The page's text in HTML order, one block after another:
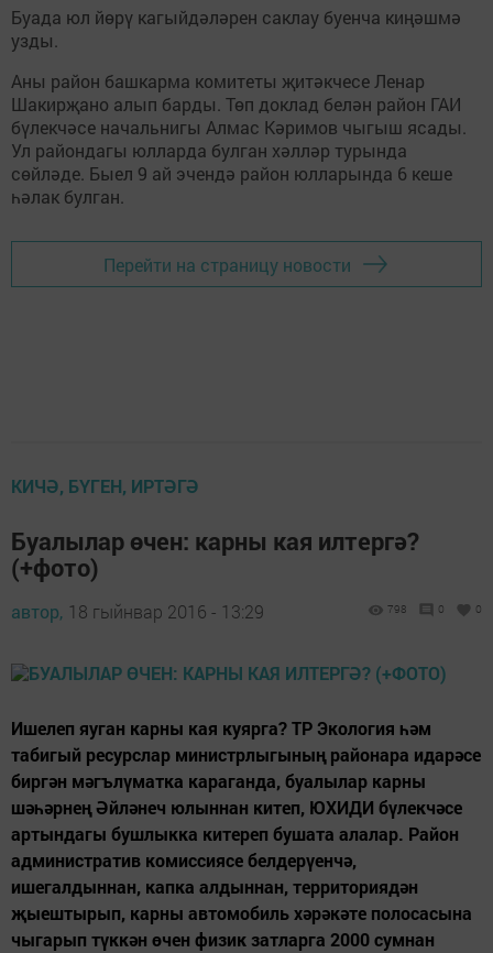
Буада юл йөрү кагыйдәләрен саклау буенча киңәшмә
узды.
Аны район башкарма комитеты җитәкчесе Ленар
Шакирҗано алып барды. Төп доклад белән район ГАИ
бүлекчәсе начальнигы Алмас Кәримов чыгыш ясады.
Ул райондагы юлларда булган хәлләр турында
сөйләде. Быел 9 ай эчендә район юлларында 6 кеше
һәлак булган.
Перейти на страницу новости
КИЧӘ, БҮГЕН, ИРТӘГӘ
Буалылар өчен: карны кая илтергә?
(+фото)
автор, 18 гыйнвар 2016 - 13:29 798 0 0
Ишелеп яуган карны кая куярга? ТР Экология һәм
табигый ресурслар министрлыгының районара идарәсе
биргән мәгълүматка караганда, буалылар карны
шәһәрнең Әйләнеч юлыннан китеп, ЮХИДИ бүлекчәсе
артындагы бушлыкка китереп бушата алалар. Район
административ комиссиясе белдерүенчә,
ишегалдыннан, капка алдыннан, территориядән
җыештырып, карны автомобиль хәрәкәте полосасына
чыгарып түккән өчен физик затларга 2000 сумнан